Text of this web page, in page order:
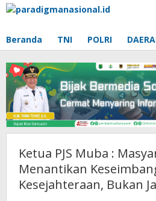
Lewati
Beranda TNI POLRI
Ketua PJS Muba :
Menantikan
Kesejahteraan, Bukan